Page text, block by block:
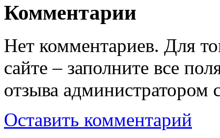
Комментарии
Нет комментариев. Для
сайте – заполните все
отзыва администратором
Оставить комментарий